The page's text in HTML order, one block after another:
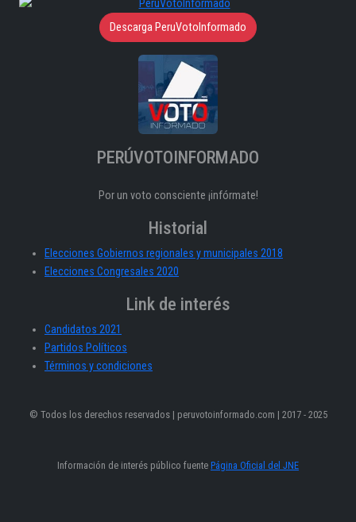
Descarga PeruVotoInformado
PERÚVOTOINFORMADO
Por un voto consciente ¡infórmate!
Historial
Elecciones Gobiernos regionales y municipales 2018
Elecciones Congresales 2020
Link de interés
Candidatos 2021
Partidos Políticos
Términos y condiciones
© Todos los derechos reservados | peruvotoinformado.com | 2017 - 2025
Información de interés público fuente Página Oficial del JNE